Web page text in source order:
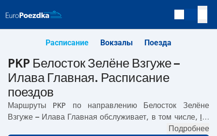
Расписание Вокзалы Поезда
PKP Белосток Зелёне Взгуже –
Илава Главная. Расписание
поездов
Маршруты PKP по направлению
Белосток Зелёне
Взгуже – Илава Главная обслуживает, в том числе, IC.
с вокзала PKP
Подробнее